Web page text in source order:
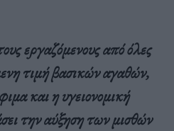
εργαζόμενους από όλες
τιμή βασικών αγαθών,
και η υγειονομική
την αύξηση των μισθών